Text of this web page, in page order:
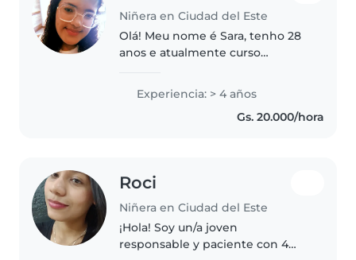
Niñera en Ciudad del Este
Olá! Meu nome é Sara, tenho 28
anos e atualmente curso
pessoa responsável, paciente e
dedicada, com experiência em
servir e cuidar de pessoas por
Experiencia: > 4 años
Gs. 20.000/hora
Roci
Niñera en Ciudad del Este
¡Hola! Soy un/a joven
responsable y paciente con 4